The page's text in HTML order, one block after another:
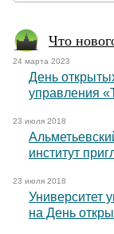
Что
24 марта 2023
День
управления
23 июля 2018
институт
23 июля 2018
Университет
на День